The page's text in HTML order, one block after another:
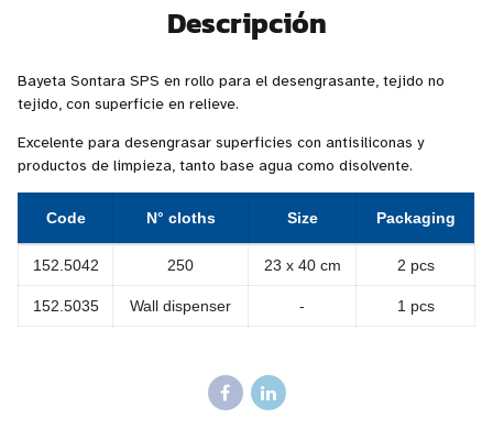
Descripción
Bayeta Sontara SPS en rollo para el desengrasante, tejido no
tejido, con superficie en relieve.
Excelente para desengrasar superficies con antisiliconas y
productos de limpieza, tanto base agua como disolvente.
Code N° cloths Size Packaging
152.5042 250 23 x 40 cm 2 pcs
152.5035 Wall dispenser - 1 pcs